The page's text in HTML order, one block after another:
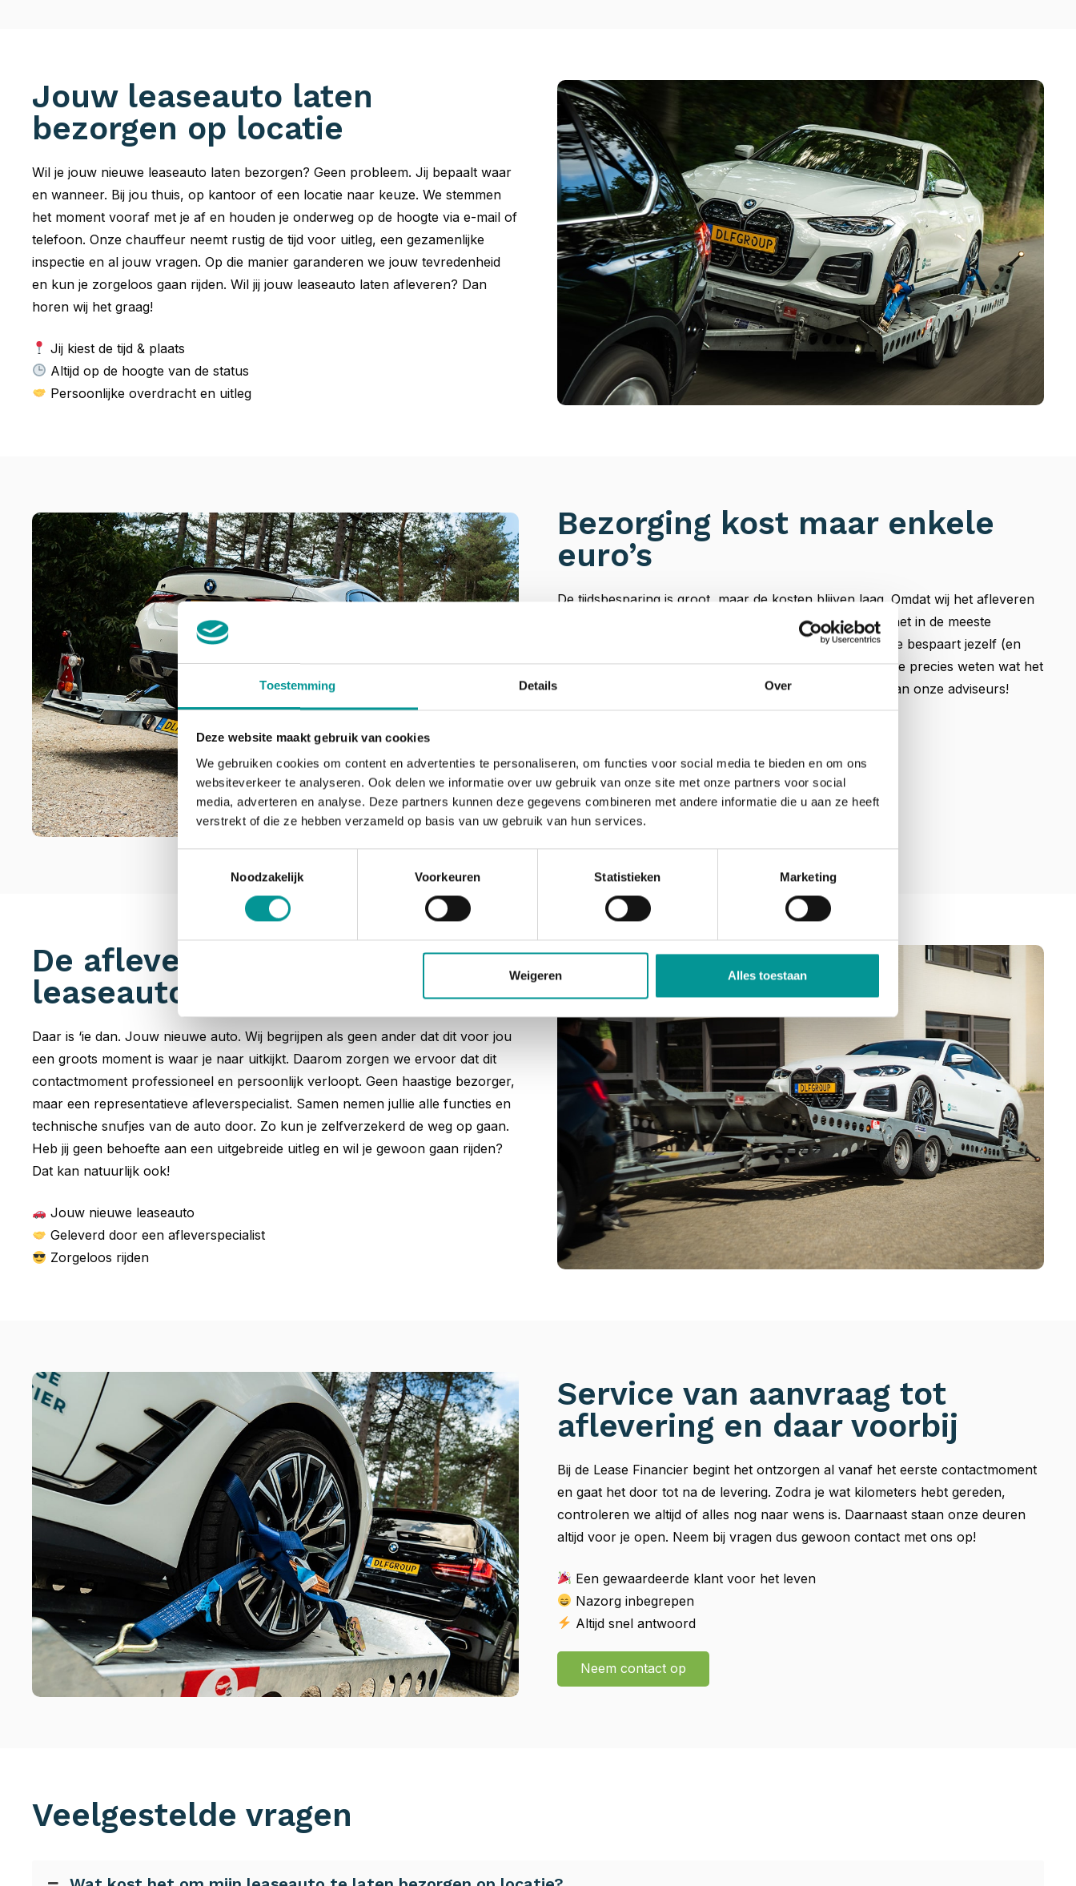
Toestemming Details Over
Deze website maakt gebruik van cookies
We gebruiken cookies om content en advertenties te personaliseren, om functies voor social media te bieden en om ons
websiteverkeer te analyseren. Ook delen we informatie over uw gebruik van onze site met onze partners voor social
media, adverteren en analyse. Deze partners kunnen deze gegevens combineren met andere informatie die u aan ze heeft
verstrekt of die ze hebben verzameld op basis van uw gebruik van hun services.
Noodzakelijk
Voorkeuren Statistieken Marketing
Weigeren Alles toestaan
Jouw leaseauto laten
bezorgen op locatie
Wil je jouw nieuwe leaseauto laten bezorgen? Geen probleem. Jij bepaalt waar
en wanneer. Bij jou thuis, op kantoor of een locatie naar keuze. We stemmen
het moment vooraf met je af en houden je onderweg op de hoogte via e-mail of
telefoon. Onze chauffeur neemt rustig de tijd voor uitleg, een gezamenlijke
inspectie en al jouw vragen. Op die manier garanderen we jouw tevredenheid
en kun je zorgeloos gaan rijden. Wil jij jouw leaseauto laten afleveren? Dan
horen wij het graag!
Jij kiest de tijd & plaats
Altijd op de hoogte van de status
Persoonlijke overdracht en uitleg
Bezorging kost maar enkele
euro’s
De tijdsbesparing is groot, maar de kosten blijven laag. Omdat wij het afleveren
van jouw leaseauto op de factuur kunnen zetten, kost het in de meeste
gevallen nog minder dan een kopje koffie buitenshuis. Je bespaart jezelf (en
wie jou moet wegbrengen) op deze manier veel tijd. Wil je precies weten wat het
maandelijks of in één keer kost? Vraag het vrijblijvend aan onze adviseurs!
Focus op wat écht telt
WhatsApp ons
De afleverervaring van jouw
leaseauto
Daar is ‘ie dan. Jouw nieuwe auto. Wij begrijpen als geen ander dat dit voor jou
een groots moment is waar je naar uitkijkt. Daarom zorgen we ervoor dat dit
contactmoment professioneel en persoonlijk verloopt. Geen haastige bezorger,
maar een representatieve afleverspecialist. Samen nemen jullie alle functies en
technische snufjes van de auto door. Zo kun je zelfverzekerd de weg op gaan.
Heb jij geen behoefte aan een uitgebreide uitleg en wil je gewoon gaan rijden?
Dat kan natuurlijk ook!
Jouw nieuwe leaseauto
Geleverd door een afleverspecialist
Zorgeloos rijden
Service van aanvraag tot
aflevering en daar voorbij
Bij de Lease Financier begint het ontzorgen al vanaf het eerste contactmoment
en gaat het door tot na de levering. Zodra je wat kilometers hebt gereden,
controleren we altijd of alles nog naar wens is. Daarnaast staan onze deuren
altijd voor je open. Neem bij vragen dus gewoon contact met ons op!
Een gewaardeerde klant voor het leven
Nazorg inbegrepen
Altijd snel antwoord
Neem contact op
Veelgestelde vragen